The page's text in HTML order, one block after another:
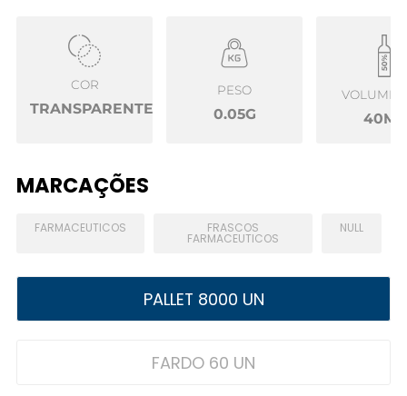
COR
TRANSPARENTE
PESO
0.05G
VOLUME
40ML
MARCAÇÕES
FARMACEUTICOS FRASCOS
FARMACEUTICOS
NULL
PALLET 8000 UN
FARDO 60 UN